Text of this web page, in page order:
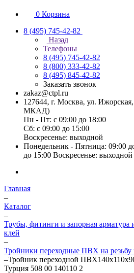
0 Корзина
8 (495) 745-42-82
Назад
Телефоны
8 (495) 745-42-82
8 (800) 333-42-82
8 (495) 845-42-82
Заказать звонок
zakaz@ctpl.ru
127644, г. Москва, ул.
МКАД)
Пн - Пт: с 09:00 до 18:00
Сб: с 09:00 до 15:00
Воскресенье: выходной
Понедельник - Пятница: 09:00
до 15:00 Воскресенье: выходной
Главная
–
Каталог
–
Трубы, фитинги и запорная
клей
–
Тройники переходные ПВХ на резьбу
–Тройник переходной
Турция 508 00 140110 2